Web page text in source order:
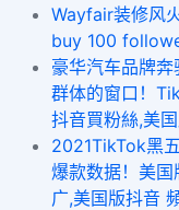
Wayfair装修风
buy 100
豪华汽车品牌
群体的窗口！
抖音買粉絲,美
2021TikTok黑
爆款数据！美
广,美国版抖音